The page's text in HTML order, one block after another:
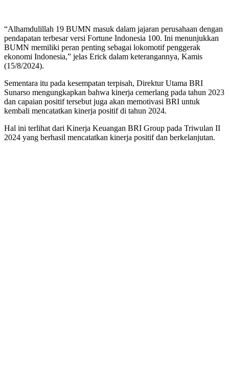
“Alhamdulillah 19 BUMN masuk dalam jajaran perusahaan dengan
pendapatan terbesar versi Fortune Indonesia 100. Ini menunjukkan
BUMN memiliki peran penting sebagai lokomotif penggerak
ekonomi Indonesia,” jelas Erick dalam keterangannya, Kamis
(15/8/2024).
Sementara itu pada kesempatan terpisah, Direktur Utama BRI
Sunarso mengungkapkan bahwa kinerja cemerlang pada tahun 2023
dan capaian positif tersebut juga akan memotivasi BRI untuk
kembali mencatatkan kinerja positif di tahun 2024.
Hal ini terlihat dari Kinerja Keuangan BRI Group pada Triwulan II
2024 yang berhasil mencatatkan kinerja positif dan berkelanjutan.